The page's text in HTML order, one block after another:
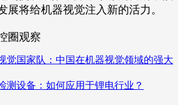
展将给机器视觉注入新的活力。
圈观察
觉国家队：中国在机器视觉领域的强大
测设备：如何应用于锂电行业？